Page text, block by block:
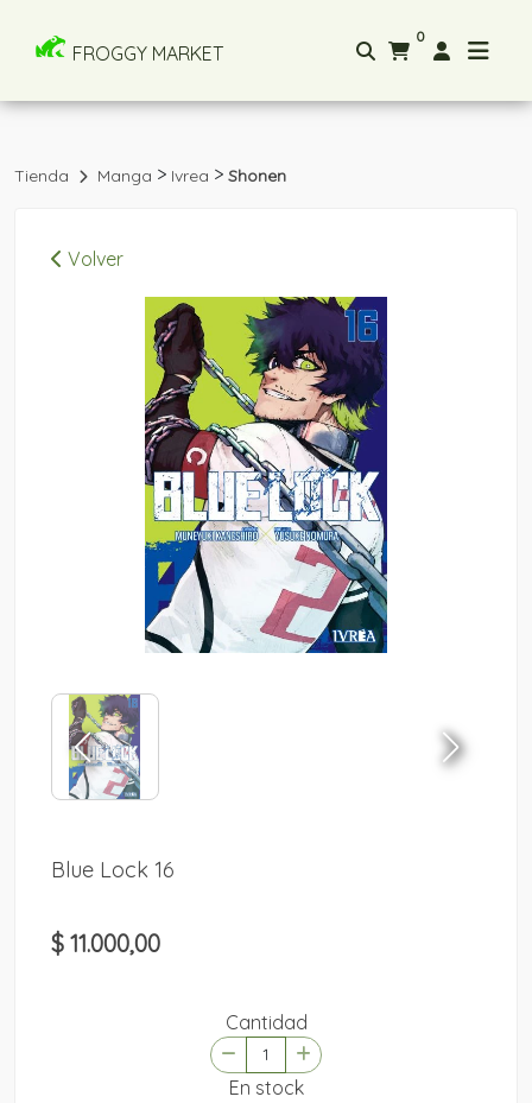
FROGGY MARKET
0
Tienda Manga > Ivrea > Shonen
Volver
Blue Lock 16
$ 11.000,00
Cantidad
En stock